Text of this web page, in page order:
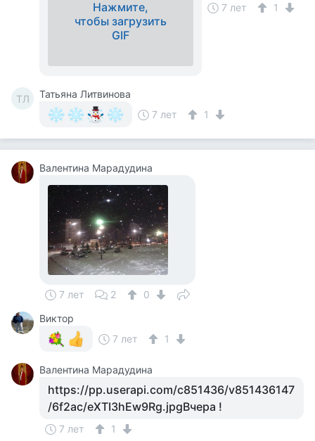
Нажмите,
чтобы загрузить
GIF
7 лет 1
ТЛ
Татьяна Литвинова
7 лет
1
Валентина Марадудина
7 лет 2
0
Виктор
7 лет
1
Валентина Марадудина
https://pp.userapi.com/c851436/v851436147
/6f2ac/eXTI3hEw9Rg.jpgВчера !
7 лет 1